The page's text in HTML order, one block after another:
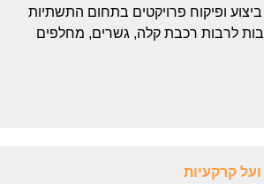
ופיקוח פרויקטים בתחום התשתיות
לרבות רכבת קלה, גשרים, מחלפים
קרקעיות